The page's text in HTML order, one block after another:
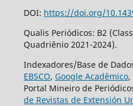
DOI: https://doi.org/
Qualis Periódicos: B2
Quadriênio 2021-2024).
Indexadores/Base de
EBSCO, Google Acadêmico,
Portal Mineiro de
de Revistas de Extensión